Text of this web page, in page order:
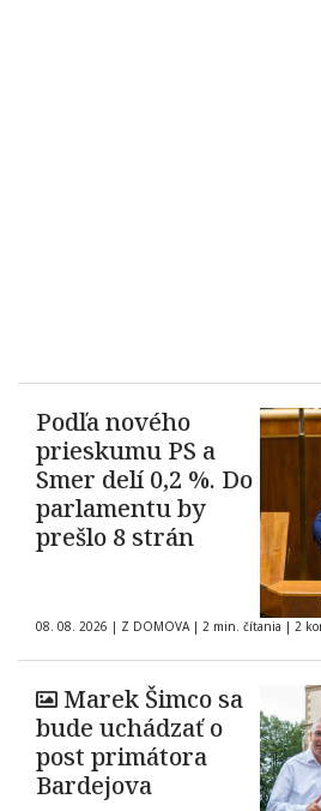
Podľa nového
prieskumu PS a
Smer delí 0,2 %. Do
parlamentu by
prešlo 8 strán
08. 08. 2026 | Z DOMOVA | 2 min. čítania | 2
Marek Šimco sa
bude uchádzať o
post primátora
Bardejova